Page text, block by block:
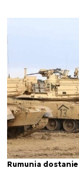
Rumunia